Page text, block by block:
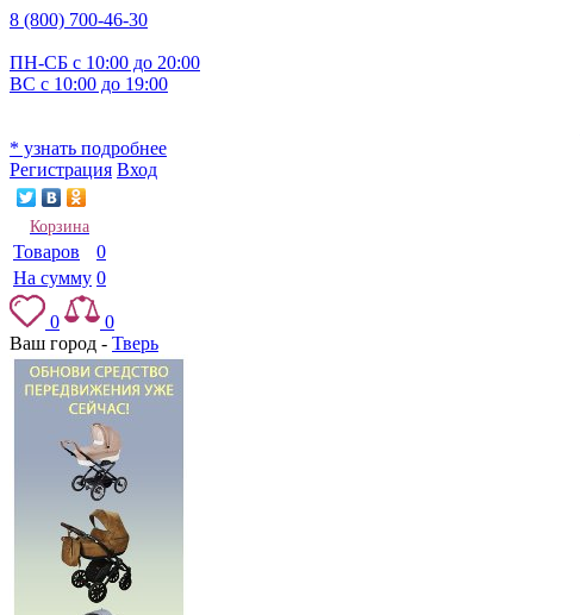
8 (800) 700-46-30
ПН-СБ с 10:00 до 20:00
ВС с 10:00 до 19:00
* узнать подробнее
Регистрация Вход
Корзина
Товаров
0
На сумму 0
0
0
Ваш город - Тверь